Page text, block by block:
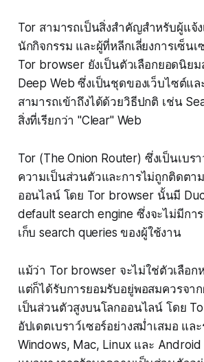
Tor สามารถเป็นสิ่งสำคัญสำหรับผู้แจ้
นักกิจกรรม และผู้ที่หลีกเลี่ยงการเซ็น
Tor browser ยังเป็นตัวเลือกยอดนิยม
Deep Web ซึ่งเป็นชุดของเว็บไซต์แ
สามารถเข้าถึงได้ด้วยวิธีปกติ เช่น
สิ่งที่เรียกว่า "Clear" Web
Tor (The Onion Router) ซึ่งเป็นเบรา
ความเป็นส่วนตัวและการไม่ถูกติดตา
ออนไลน์ โดย Tor browser นั้นมี
default search engine ซึ่งจะไม่มีกา
เก็บ search queries ของผู้ใช้งาน
แม้ว่า Tor browser จะไม่ใช่ตัวเลือก
แต่ก็ได้รับการยอมรับอยู่พอสมควรจา
เป็นส่วนตัวสูงบนโลกออนไลน์ โดย
อัปเดตเบราว์เซอร์อย่างสม่ำเสมอ แล
Windows, Mac, Linux และ